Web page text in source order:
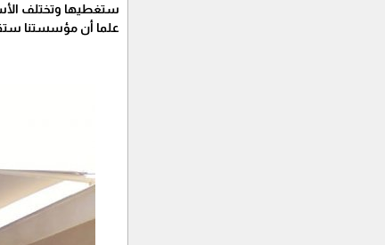
ستغطيها وتختلف
علما أن مؤسستنا